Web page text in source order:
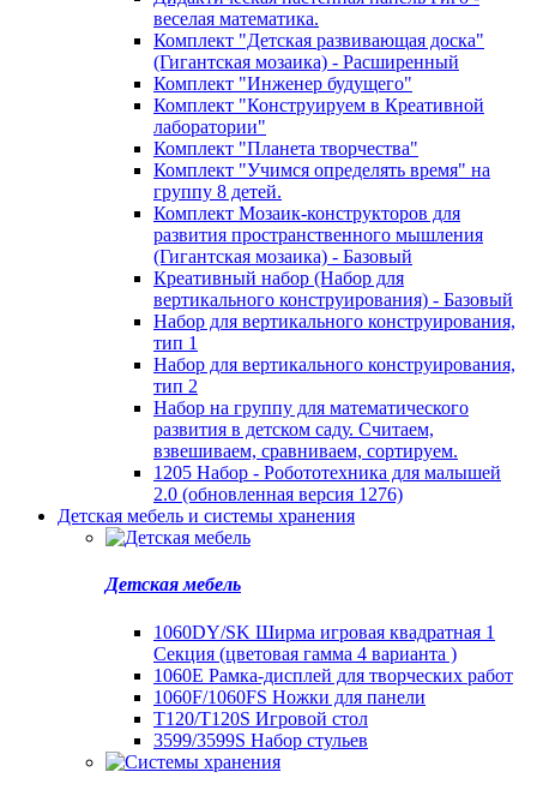
веселая математика.
Комплект "Детская развивающая доска"
(Гигантская мозаика) - Расширенный
Комплект "Инженер будущего"
Комплект "Конструируем в Креативной
лаборатории"
Комплект "Планета творчества"
Комплект "Учимся определять время" на
группу 8 детей.
Комплект Мозаик-конструкторов для
развития пространственного мышления
(Гигантская мозаика) - Базовый
Креативный набор (Набор для
вертикального конструирования) - Базовый
Набор для вертикального конструирования,
тип 1
Набор для вертикального конструирования,
тип 2
Набор на группу для математического
развития в детском саду. Считаем,
взвешиваем, сравниваем, сортируем.
1205 Набор - Робототехника для малышей
2.0 (обновленная версия 1276)
Детская мебель и системы хранения
Детская мебель
1060DY/SK Ширма игровая квадратная 1
Секция (цветовая гамма 4 варианта )
1060E Рамка-дисплей для творческих работ
1060F/1060FS Ножки для панели
T120/T120S Игровой стол
3599/3599S Набор стульев